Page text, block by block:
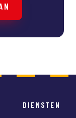
DIENSTEN